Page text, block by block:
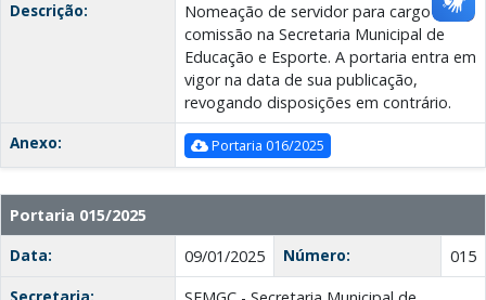
Descrição:
Nomeação de servidor para cargo em
comissão na Secretaria Municipal de
Educação e Esporte. A portaria entra em
vigor na data de sua publicação,
revogando disposições em contrário.
Anexo:
Portaria 016/2025
Portaria 015/2025
Data:
09/01/2025 Número:
015